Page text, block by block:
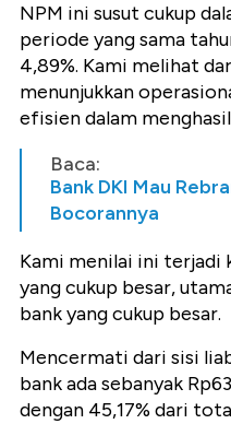
NPM ini susut cukup
periode yang sama
4,89%. Kami melihat
menunjukkan
efisien dalam
Baca:
Bank DKI Mau
Bocorannya
Kami menilai ini terjadi
yang cukup besar,
bank yang cukup besar.
Mencermati dari sisi
bank ada sebanyak
dengan 45,17% dari